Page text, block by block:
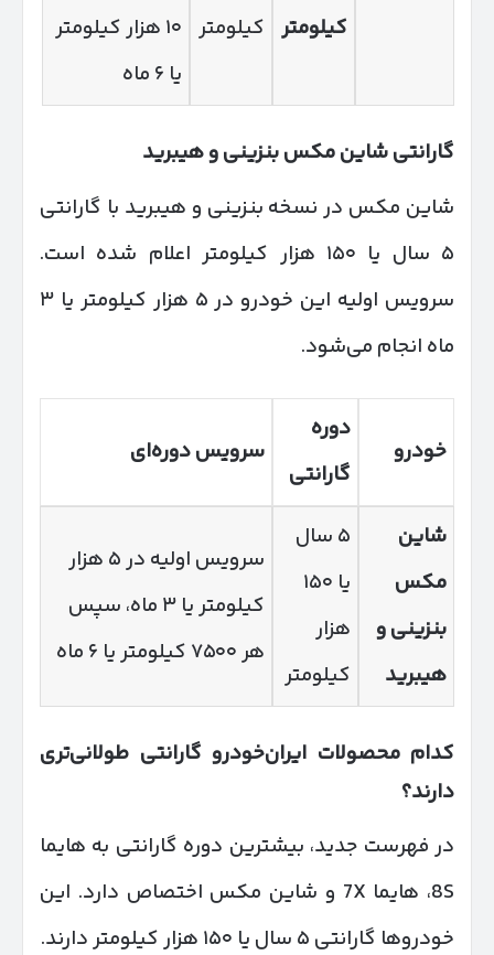
کیلومتر کیلومتر
۱۰ هزار کیلومتر
یا ۶ ماه
گارانتی شاین مکس بنزینی و هیبرید
شاین مکس در نسخه بنزینی و هیبرید با گارانتی
۵ سال یا ۱۵۰ هزار کیلومتر اعلام شده است.
سرویس اولیه این خودرو در ۵ هزار کیلومتر یا ۳
ماه انجام می‌شود.
خودرو
دوره
گارانتی
سرویس دوره‌ای
شاین
مکس
بنزینی و
هیبرید
۵ سال
یا ۱۵۰
هزار
کیلومتر
سرویس اولیه در ۵ هزار
کیلومتر یا ۳ ماه، سپس
هر ۷۵۰۰ کیلومتر یا ۶ ماه
کدام محصولات ایران‌خودرو گارانتی طولانی‌تری
دارند؟
در فهرست جدید، بیشترین دوره گارانتی به هایما
8S، هایما 7X و شاین مکس اختصاص دارد. این
خودروها گارانتی ۵ سال یا ۱۵۰ هزار کیلومتر دارند.